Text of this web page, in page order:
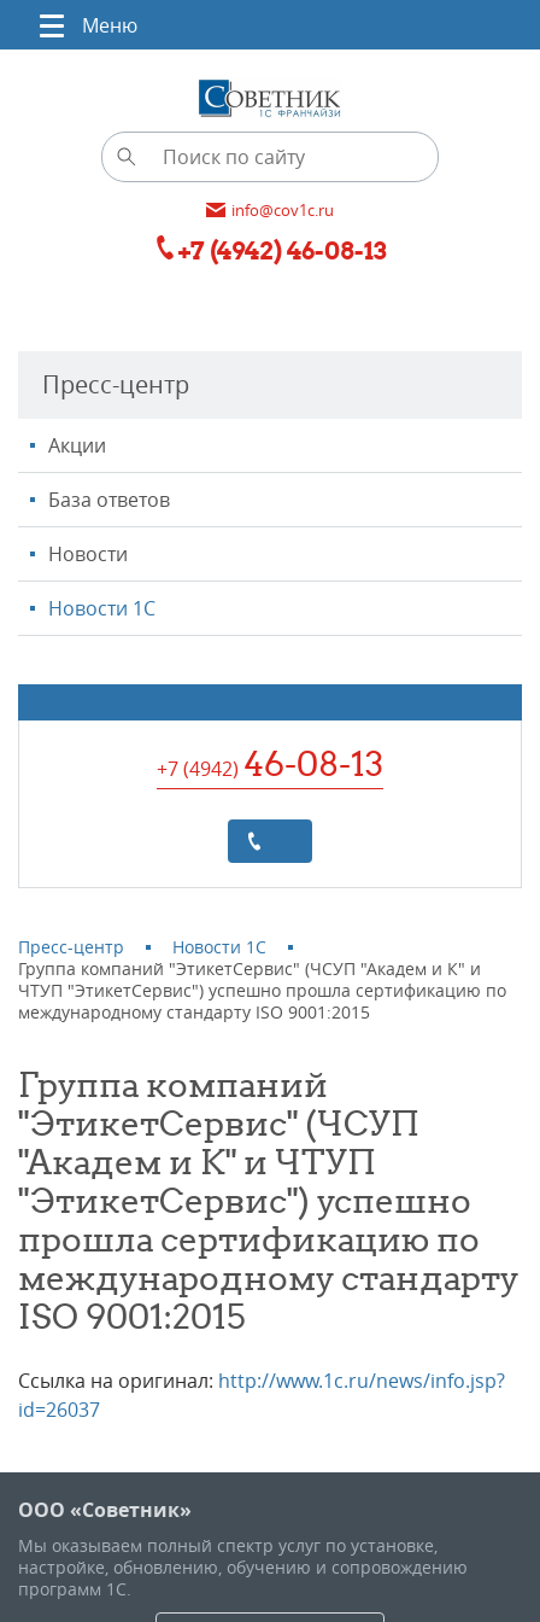
Меню
info@cov1c.ru
+7 (4942) 46-08-13
Пресс-центр
Акции
База ответов
Новости
Новости 1С
+7 (4942) 46-08-13
Пресс-центр
Новости 1С
Группа компаний "ЭтикетСервис" (ЧСУП "Академ и К" и
ЧТУП "ЭтикетСервис") успешно прошла сертификацию по
международному стандарту ISO 9001:2015
Группа компаний
"ЭтикетСервис" (ЧСУП
"Академ и К" и ЧТУП
"ЭтикетСервис") успешно
прошла сертификацию по
международному стандарту
ISO 9001:2015
Ссылка на оригинал: http://www.1c.ru/news/info.jsp?
id=26037
ООО «Советник»
Мы оказываем полный спектр услуг по установке,
настройке, обновлению, обучению и сопровождению
программ 1С.